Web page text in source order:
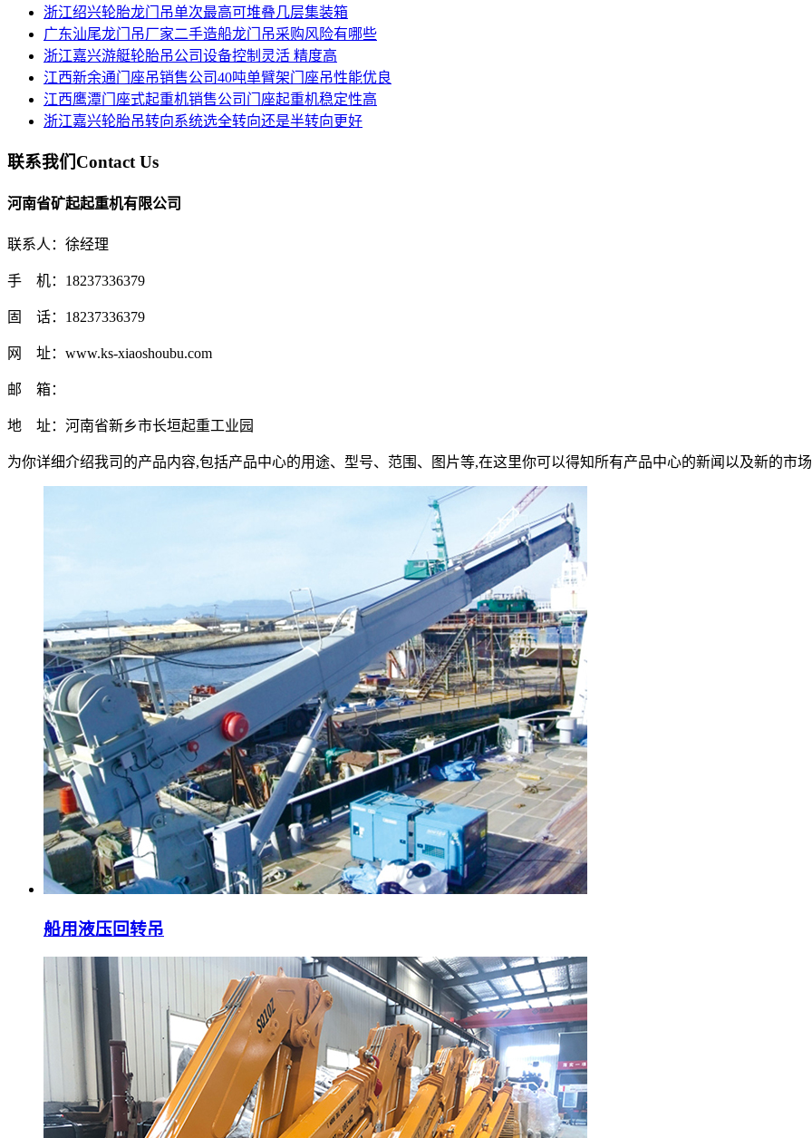
浙江绍兴轮胎龙门吊单次最高可堆叠几层集装箱
广东汕尾龙门吊厂家二手造船龙门吊采购风险有哪些
浙江嘉兴游艇轮胎吊公司设备控制灵活 精度高
江西新余通门座吊销售公司40吨单臂架门座吊性能优良
江西鹰潭门座式起重机销售公司门座起重机稳定性高
浙江嘉兴轮胎吊转向系统选全转向还是半转向更好
联系我们Contact Us
河南省矿起起重机有限公司
联系人：徐经理
手 机：18237336379
固 话：18237336379
网 址：www.ks-xiaoshoubu.com
邮 箱：
地 址：河南省新乡市长垣起重工业园
为你详细介绍我司的产品内容,包括产品中心的用途、型号、范围、图片等,在这里你可以得知所有产品中心的新闻以及新的市场
船用液压回转吊